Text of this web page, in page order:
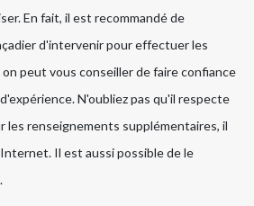
En fait, il est recommandé de
d'intervenir pour effectuer les
peut vous conseiller de faire confiance
N'oubliez pas qu'il respecte
les renseignements supplémentaires, il
Il est aussi possible de le